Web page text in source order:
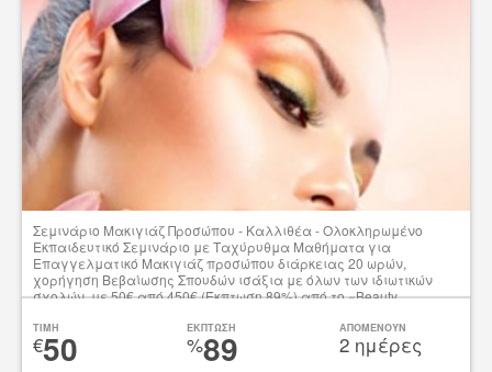
Σεμινάριο Μακιγιάζ Προσώπου - Καλλιθέα - Oλοκληρωμένο
Eκπαιδευτικό Σεμινάριο με Ταχύρυθμα Μαθήματα για
Επαγγελματικό Μακιγιάζ προσώπου διάρκειας 20 ωρών,
χορήγηση Βεβαίωσης Σπουδών ισάξια με όλων των ιδιωτικών
σχολών, με 50€ από 450€ (Έκπτωση 89%) από το «Beauty
Δες την προσφορά
TIMH
€50 ΕΚΠΤΩΣΗ
%89 ΑΠΟΜΕΝΟΥΝ
2 ημέρες